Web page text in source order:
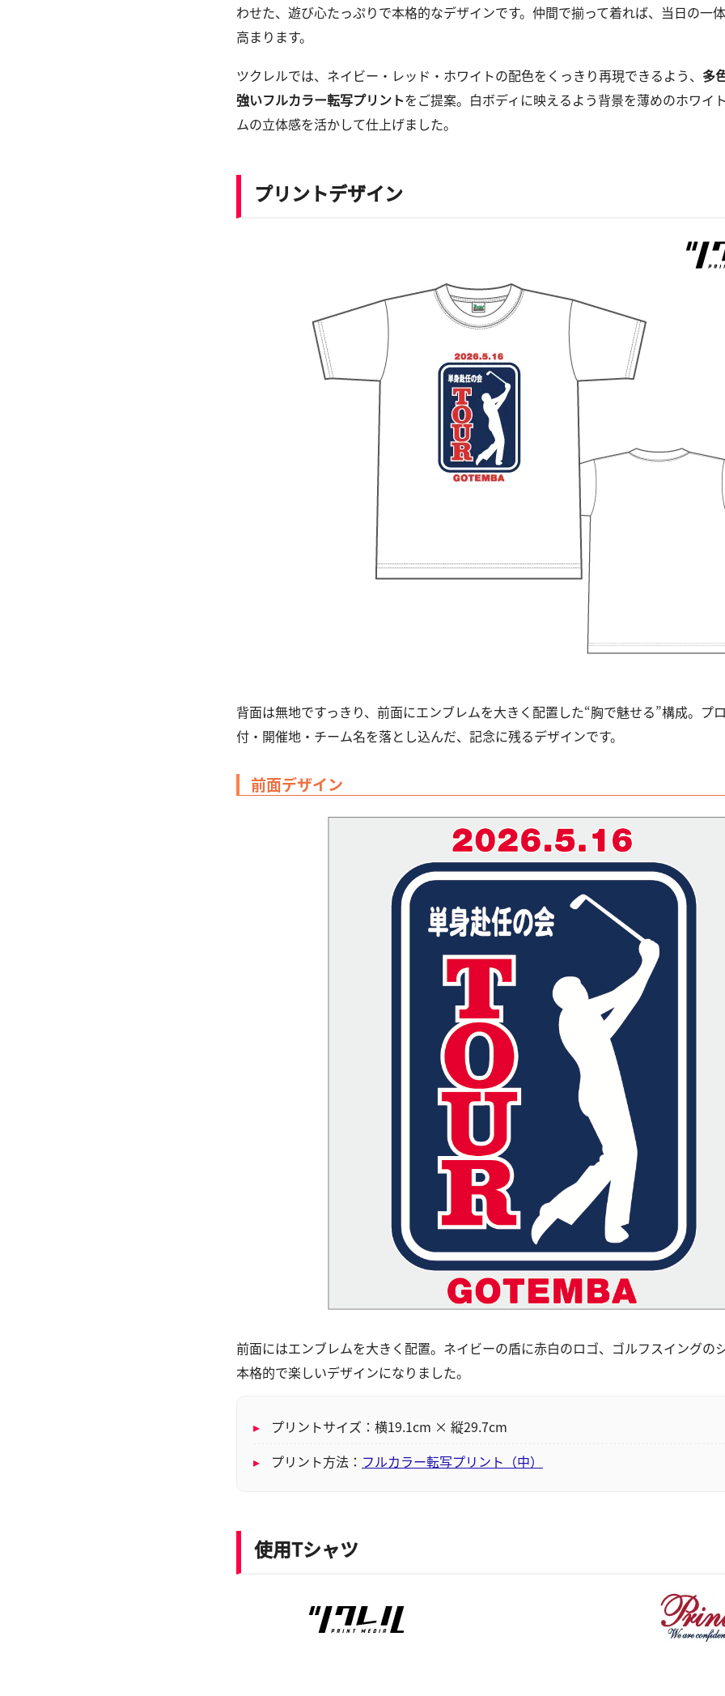
わせた、遊び心たっぷりで本格的なデザインです。仲間で揃って着れば、当日の一
高まります。
ツクレルでは、ネイビー・レッド・ホワイトの配色をくっきり再現できるよう、 多
強いフルカラー転写プリントをご提案。白ボディに映えるよう背景を薄めのホワイ
ムの立体感を活かして仕上げました。
プリントデザイン
背面は無地ですっきり、前面にエンブレムを大きく配置した“胸で魅せる”構成。プ
付・開催地・チーム名を落とし込んだ、記念に残るデザインです。
前面デザイン
前面にはエンブレムを大きく配置。ネイビーの盾に赤白のロゴ、ゴルフスイングの
本格的で楽しいデザインになりました。
▸
プリントサイズ：横19.1cm × 縦29.7cm
▸
プリント方法： フルカラー転写プリント（中）
使用Tシャツ